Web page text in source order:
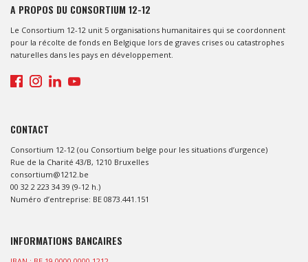
A PROPOS DU CONSORTIUM 12-12
Le Consortium 12-12 unit 5 organisations humanitaires qui se coordonnent
pour la récolte de fonds en Belgique lors de graves crises ou catastrophes
naturelles dans les pays en développement.
CONTACT
Consortium 12-12 (ou Consortium belge pour les situations d’urgence)
Rue de la Charité 43/B, 1210 Bruxelles
consortium@1212.be
00 32 2 223 34 39 (9-12 h.)
Numéro d’entreprise: BE 0873.441.151
INFORMATIONS BANCAIRES